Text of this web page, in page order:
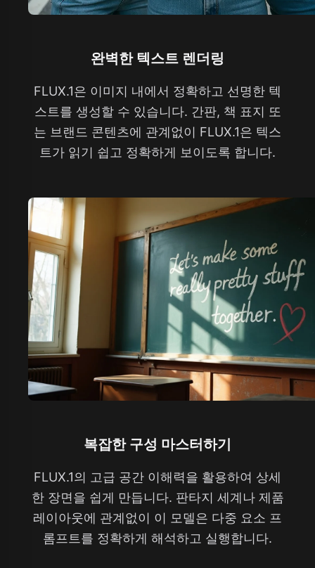
완벽한 텍스트 렌더링
FLUX.1은 이미지 내에서 정확하고 선명한 텍
스트를 생성할 수 있습니다. 간판, 책 표지 또
는 브랜드 콘텐츠에 관계없이 FLUX.1은 텍스
트가 읽기 쉽고 정확하게 보이도록 합니다.
복잡한 구성 마스터하기
FLUX.1의 고급 공간 이해력을 활용하여 상세
한 장면을 쉽게 만듭니다. 판타지 세계나 제품
레이아웃에 관계없이 이 모델은 다중 요소 프
롬프트를 정확하게 해석하고 실행합니다.